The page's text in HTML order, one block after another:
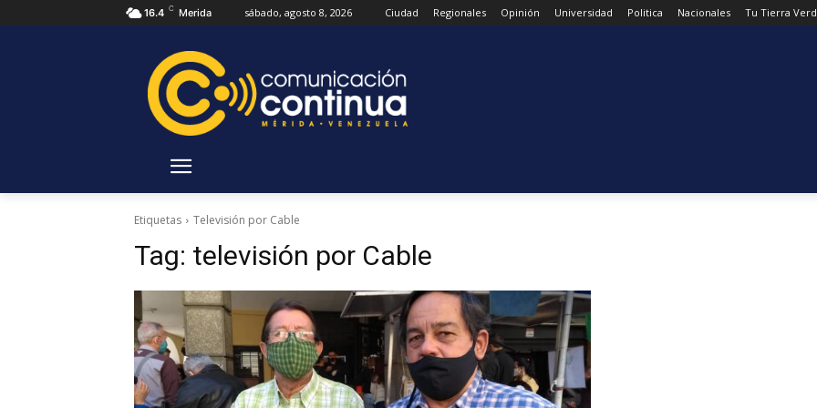
16.4 C Merida sábado, agosto 8, 2026 Ciudad Regionales Opinión Universidad Politica Nacionales Tu Tierra
Etiquetas Televisión por Cable
Tag: televisión por Cable